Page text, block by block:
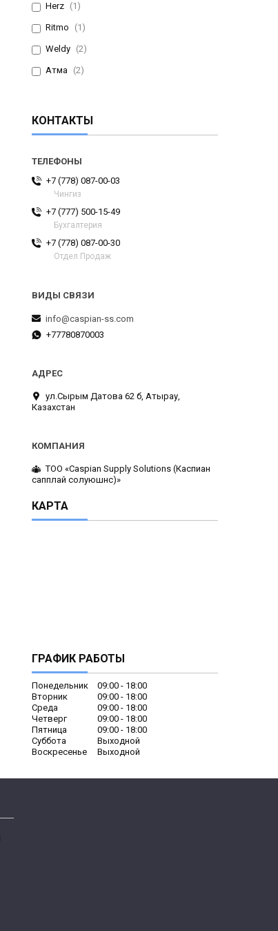
Herz
1
Ritmo 1
Weldy 2
Атма 2
КОНТАКТЫ
+7 (778) 087-00-03
Чингиз
+7 (777) 500-15-49
Бухгалтерия
+7 (778) 087-00-30
Отдел Продаж
info@caspian-ss.com
+77780870003
ул.Сырым Датова 62 б, Атырау,
Казахстан
ТОО «Caspian Supply Solutions (Каспиан
сапплай солуюшнс)»
КАРТА
ГРАФИК РАБОТЫ
Понедельник 09:00
18:00
Вторник
09:00
18:00
Среда
09:00
18:00
Четверг
09:00
18:00
Пятница
09:00
18:00
Суббота
Выходной
Воскресенье
Выходной